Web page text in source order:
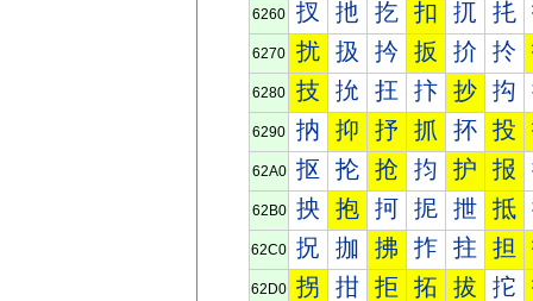
6260 扠 扡 扢 扣 扤 扥
6270 扰 扱 扲 扳 扴 扵
6280 技 抁 抂 抃 抄 抅
6290 抐 抑 抒 抓 抔 投
62A0 抠 抡 抢 抣 护 报
62B0 抰 抱 抲 抳 抴 抵
62C0 拀 拁 拂 拃 拄 担
62D0 拐 拑 拒 拓 拔 拕